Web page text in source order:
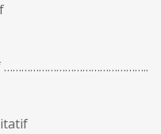
…………………………………………..